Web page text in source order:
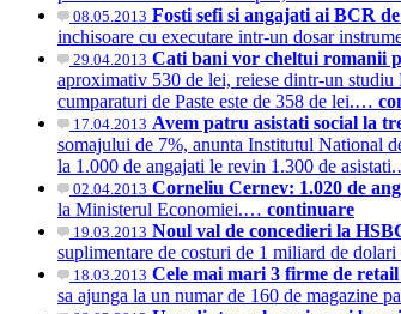
08.05.2013 Fosti sefi si angajati ai BCR
inchisoare cu executare intr-un dosar
29.04.2013 Cati bani vor cheltui romanii
aproximativ 530 de lei, reiese dintr-un
cumparaturi de Paste este de 358 de lei.…
17.04.2013 Avem patru asistati social la
somajului de 7%, anunta Institutul National
la 1.000 de angajati le revin 1.300 de
02.04.2013 Corneliu Cernev: 1.020 de
la Ministerul Economiei.… continuare
19.03.2013 Noul val de concedieri la
suplimentare de costuri de 1 miliard de
18.03.2013 Cele mai mari 3 firme de
sa ajunga la un numar de 160 de magazine